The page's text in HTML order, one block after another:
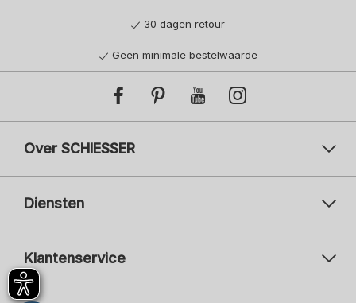
30 dagen retour
Geen minimale bestelwaarde
Over SCHIESSER
Diensten
Klantenservice